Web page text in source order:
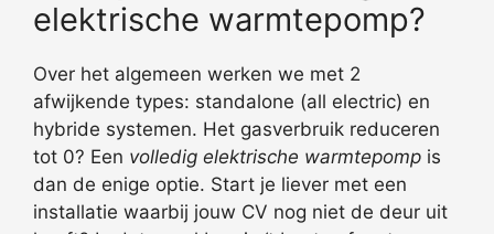
elektrische warmtepomp?
Over het algemeen werken we met 2
afwijkende types: standalone (all electric) en
hybride systemen. Het gasverbruik reduceren
tot 0? Een volledig elektrische warmtepomp is
dan de enige optie. Start je liever met een
installatie waarbij jouw CV nog niet de deur uit